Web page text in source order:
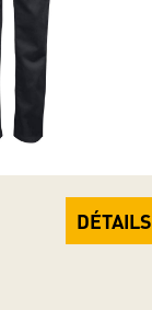
DÉTAILS